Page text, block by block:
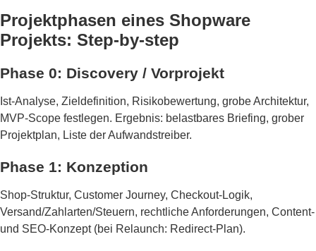
Projektphasen eines Shopware
Projekts: Step-by-step
Phase 0: Discovery / Vorprojekt
Ist-Analyse, Zieldefinition, Risikobewertung, grobe Architektur,
MVP-Scope festlegen. Ergebnis: belastbares Briefing, grober
Projektplan, Liste der Aufwandstreiber.
Phase 1: Konzeption
Shop-Struktur, Customer Journey, Checkout-Logik,
Versand/Zahlarten/Steuern, rechtliche Anforderungen, Content-
und SEO-Konzept (bei Relaunch: Redirect-Plan).